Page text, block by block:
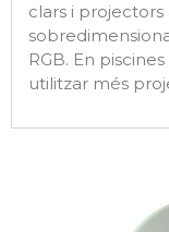
clars i
RGB. En
utilitzar més